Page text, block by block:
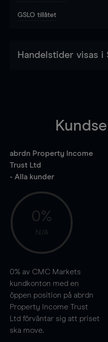
GSLO tillåtet
Handelstider visas i
abrdn Property Income
Trust Ltd
- Alla kunder
0%
N/A
0% av CMC Markets
kundkonton med en
öppen position på abrdn
Property Income Trust
Ltd förväntar sig att priset
ska move.